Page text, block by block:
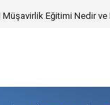
Yaptırma Girişimiyle